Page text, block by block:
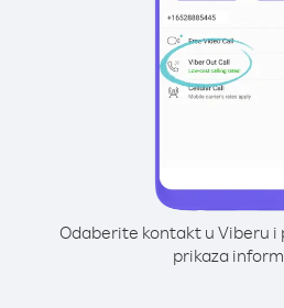
Odaberite kontakt u Viberu i
prikaza